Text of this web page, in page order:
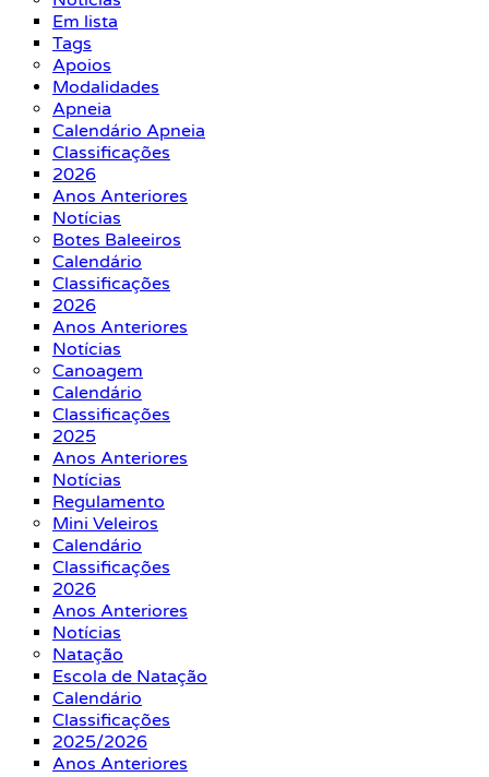
Em lista
Tags
Apoios
Modalidades
Apneia
Calendário Apneia
Classificações
2026
Anos Anteriores
Notícias
Botes Baleeiros
Calendário
Classificações
2026
Anos Anteriores
Notícias
Canoagem
Calendário
Classificações
2025
Anos Anteriores
Notícias
Regulamento
Mini Veleiros
Calendário
Classificações
2026
Anos Anteriores
Notícias
Natação
Escola de Natação
Calendário
Classificações
2025/2026
Anos Anteriores